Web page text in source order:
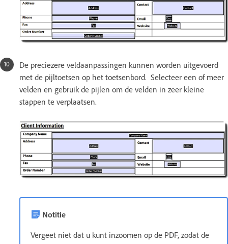
De preciezere veldaanpassingen kunnen worden uitgevoerd
met de pijltoetsen op het toetsenbord. Selecteer een of meer
velden en gebruik de pijlen om de velden in zeer kleine
stappen te verplaatsen.
Notitie
Vergeet niet dat u kunt inzoomen op de PDF, zodat de